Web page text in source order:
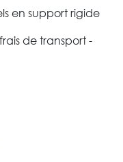
en support rigide
de transport -